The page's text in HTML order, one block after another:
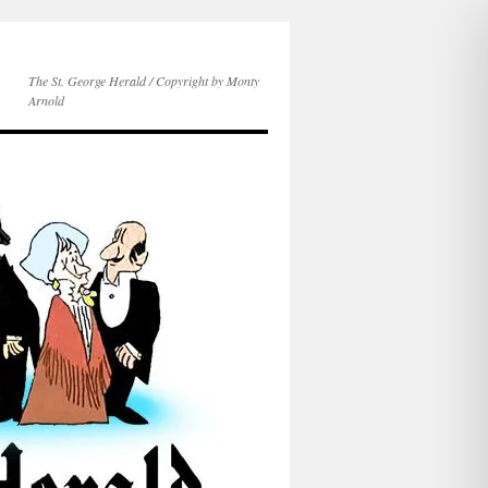
The St. George Herald / Copyright by Monty
Arnold